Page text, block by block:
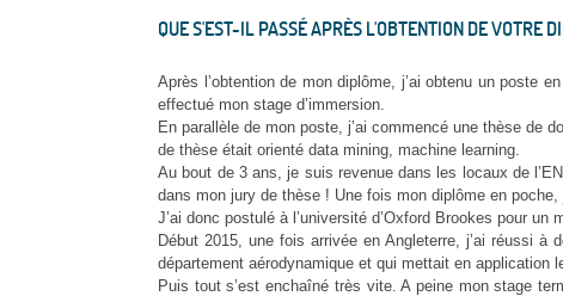
QUE S'EST-IL PASSÉ APRÈS L'OBTENTION DE VOTRE
Aprѐs l’obtention de mon diplôme, j’ai obtenu un poste
effectué mon stage d’immersion.
En parallèle de mon poste, j’ai commencé une thèse de
de thèse était orienté data mining, machine learning.
Au bout de 3 ans, je suis revenue dans les locaux de
dans mon jury de thèse ! Une fois mon diplôme en poche,
J’ai donc postulé à l’université d’Oxford Brookes pour un
Début 2015, une fois arrivée en Angleterre, j’ai réussi
département aérodynamique et qui mettait en application
Puis tout s’est enchaîné très vite. A peine mon stage